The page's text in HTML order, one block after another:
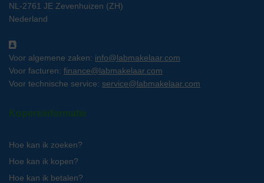
NL-2761 JE Zevenhuizen (ZH)
Nederland
Voor algemene zaken: info@labmakelaar.com
Voor facturen: finance@labmakelaar.com
Voor technische service: service@labmakelaar.com
Kopersinformatie
Hoe kan ik zoeken?
Hoe kan ik kopen?
Hoe kan ik betalen?